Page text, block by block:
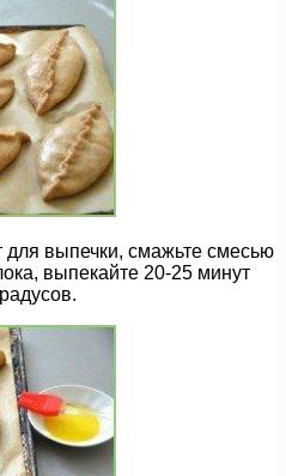
выпечки, смажьте смесью
выпекайте 20-25 минут